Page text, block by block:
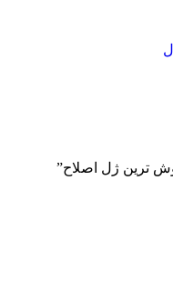
ترین ژل اصلاح”